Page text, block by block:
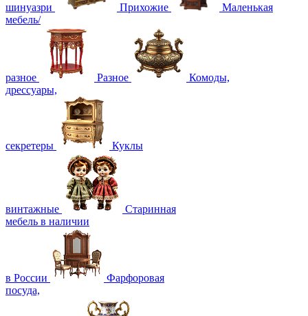
шинуазри Прихожие
Маленькая
мебель/
разное Разное
Комоды,
дрессуары,
секретеры Куклы
винтажные
Старинная
мебель в наличии
в России
Фарфоровая
посуда,